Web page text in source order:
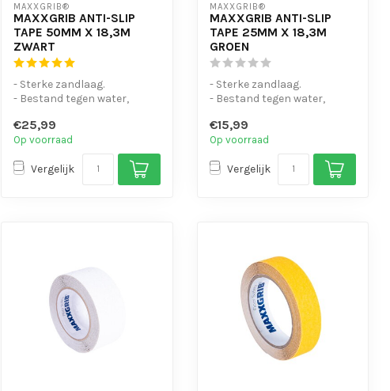
MAXXGRIB®
MAXXGRIB ANTI-SLIP
TAPE 50MM X 18,3M
ZWART
- Sterke zandlaag.
- Bestand tegen water,
- Is eenvo...
€25,99
Op voorraad
Vergelijk
MAXXGRIB®
MAXXGRIB ANTI-SLIP
TAPE 25MM X 18,3M
GROEN
- Sterke zandlaag.
- Bestand tegen water,
- Is eenvo...
€15,99
Op voorraad
Vergelijk